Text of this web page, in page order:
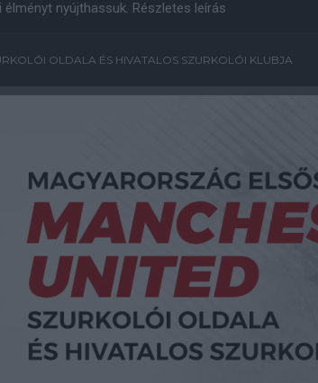
nyújthassuk. Részletes leírás
OLDALA ÉS HIVATALOS SZURKOLÓI KLUBJA